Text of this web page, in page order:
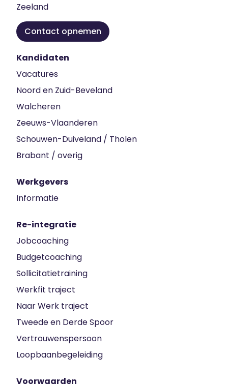
Zeeland
Contact opnemen
Kandidaten
Vacatures
Noord en Zuid-Beveland
Walcheren
Zeeuws-Vlaanderen
Schouwen-Duiveland / Tholen
Brabant / overig
Werkgevers
Informatie
Re-integratie
Jobcoaching
Budgetcoaching
Sollicitatietraining
Werkfit traject
Naar Werk traject
Tweede en Derde Spoor
Vertrouwenspersoon
Loopbaanbegeleiding
Voorwaarden